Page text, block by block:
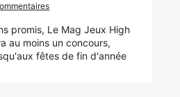
promis, Le Mag Jeux High
au moins un concours,
fêtes de fin d'année